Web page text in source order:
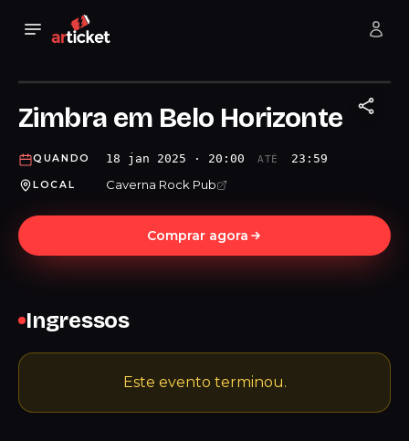
Zimbra em Belo Horizonte
QUANDO 18 jan 2025 · 20:00 ATÉ 23:59
LOCAL Caverna Rock Pub
Comprar agora
Ingressos
Este evento terminou.